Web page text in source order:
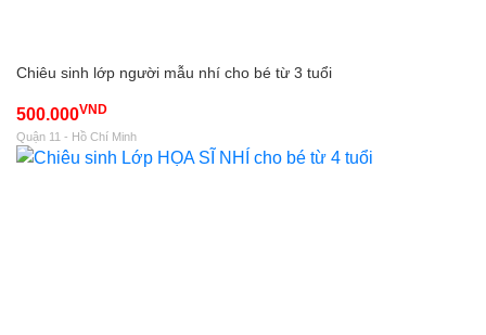
Chiêu sinh lớp người mẫu nhí cho bé từ 3 tuổi
500.000VND
Quận 11 - Hồ Chí Minh